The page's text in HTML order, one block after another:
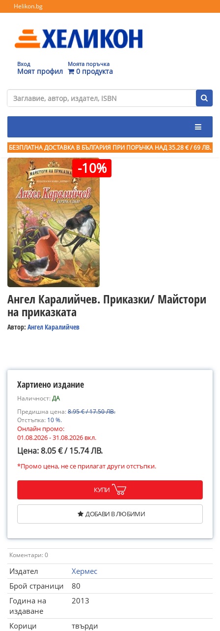
Helikon.bg
Вход
Моят профил
Моята поръчка
0 продукта
БЕЗПЛАТНА ДОСТАВКА В БЪЛГАРИЯ ПРИ ПОРЪЧКА НАД 35.28 € / 69 ЛВ.
-10%
Ангел Каралийчев. Приказки/ Майстори
на приказката
Автор: Ангел Каралийчев
Хартиено издание
Наличност:ДА
Предишна цена:8.95 € / 17.50 ЛВ.
Отстъпка: 10 %.
Онлайн промо:
01.08.2026 - 31.08.2026 вкл.
Цена: 8.05 € / 15.74 ЛВ.
*Промо цена, не се прилагат други отстъпки.
КУПИ
ДОБАВИ В ЛЮБИМИ
Коментари: 0
Издател
Хермес
Брой страници
80
Година на
издаване
2013
Корици
твърди